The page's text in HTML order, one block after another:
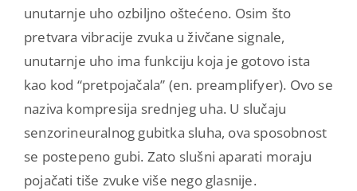
unutarnje uho ozbiljno oštećeno. Osim što
pretvara vibracije zvuka u živčane signale,
unutarnje uho ima funkciju koja je gotovo ista
kao kod “pretpojačala” (en. preamplifyer). Ovo se
naziva kompresija srednjeg uha. U slučaju
senzorineuralnog gubitka sluha, ova sposobnost
se postepeno gubi. Zato slušni aparati moraju
pojačati tiše zvuke više nego glasnije.